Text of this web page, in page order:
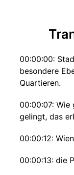
00:00:00:
besondere
Quartieren.
00:00:07:
gelingt, das
00:00:12: Wien
00:00:13: die